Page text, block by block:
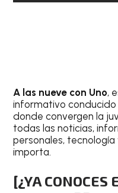
A las nueve con Uno,
informativo
donde convergen la
todas las noticias,
personales,
importa.
[¿YA CONOCES